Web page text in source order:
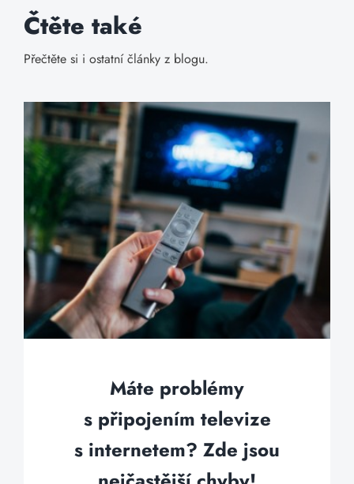
Čtěte také
Přečtěte si i ostatní články z blogu.
Máte problémy
s připojením televize
s internetem? Zde jsou